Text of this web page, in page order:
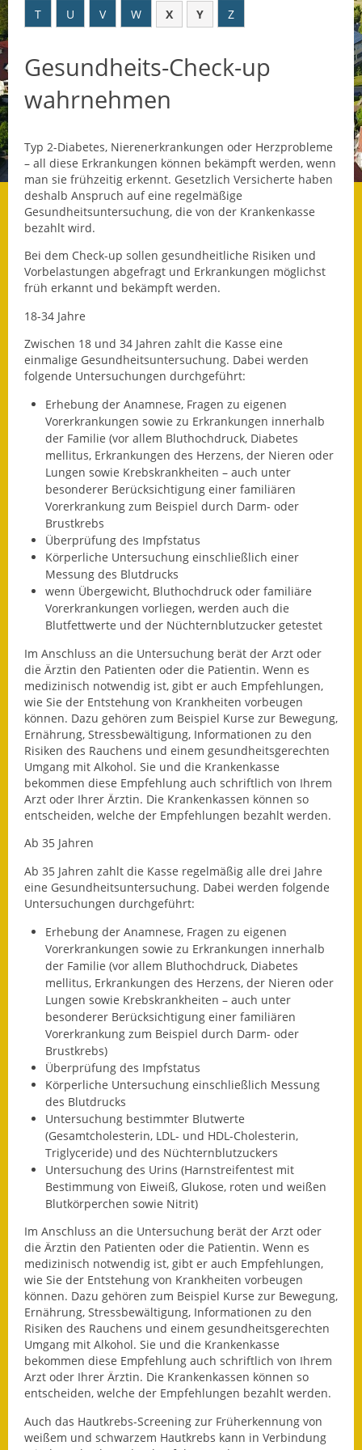
Datenschutz
Datenschutz im
Steueramt
Geschichte und
Gegenwart
Was die Alten noch
Wagner-Werkstatt
Informationsbroschüre
Leichte Sprache
Infos in Leichter Sprache
Mitteilungsblatt
Nachhaltigkeitsbericht
Notfallplanung
Ortsplan
Schadensmeldung
Straßenbau
Landesstraße
Kreisstraße
Umleitungsplan
Ausweichfahrplan
Buslinie 168
Stellenausschreibungen
Rathaus
Behördenadressen
Beratungsstellen im
Landkreis
Dienstleistungen
Formulare
Fundbehörde
Gemeinderat
Sitzungsberichte 2015
Sitzungsberichte 2017
Sitzungsberichte 2018
Sitzungsberichte 2019
Sitzungsberichte 2020
Gemeindeverwaltung
Haushalt & Finanzen
T
U V W X Y Z
Gesundheits-Check-up
wahrnehmen
Typ 2-Diabetes, Nierenerkrankungen oder Herzprobleme
– all diese Erkrankungen können bekämpft werden, wenn
man sie frühzeitig erkennt. Gesetzlich Versicherte haben
deshalb Anspruch auf eine regelmäßige
Gesundheitsuntersuchung, die von der Krankenkasse
bezahlt wird.
Bei dem Check-up sollen gesundheitliche Risiken und
Vorbelastungen abgefragt und Erkrankungen möglichst
früh erkannt und bekämpft werden.
18-34 Jahre
Zwischen 18 und 34 Jahren zahlt die Kasse eine
einmalige Gesundheitsuntersuchung. Dabei werden
folgende Untersuchungen durchgeführt:
Erhebung der Anamnese, Fragen zu eigenen
Vorerkrankungen sowie zu Erkrankungen innerhalb
der Familie (vor allem Bluthochdruck, Diabetes
mellitus, Erkrankungen des Herzens, der Nieren oder
Lungen sowie Krebskrankheiten – auch unter
besonderer Berücksichtigung einer familiären
Vorerkrankung zum Beispiel durch Darm- oder
Brustkrebs
Überprüfung des Impfstatus
Körperliche Untersuchung einschließlich einer
Messung des Blutdrucks
wenn Übergewicht, Bluthochdruck oder familiäre
Vorerkrankungen vorliegen, werden auch die
Blutfettwerte und der Nüchternblutzucker getestet
Im Anschluss an die Untersuchung berät der Arzt oder
die Ärztin den Patienten oder die Patientin. Wenn es
medizinisch notwendig ist, gibt er auch Empfehlungen,
wie Sie der Entstehung von Krankheiten vorbeugen
können. Dazu gehören zum Beispiel Kurse zur Bewegung,
Ernährung, Stressbewältigung, Informationen zu den
Risiken des Rauchens und einem gesundheitsgerechten
Umgang mit Alkohol. Sie und die Krankenkasse
bekommen diese Empfehlung auch schriftlich von Ihrem
Arzt oder Ihrer Ärztin. Die Krankenkassen können so
entscheiden, welche der Empfehlungen bezahlt werden.
Ab 35 Jahren
Ab 35 Jahren zahlt die Kasse regelmäßig alle drei Jahre
eine Gesundheitsuntersuchung. Dabei werden folgende
Untersuchungen durchgeführt:
Erhebung der Anamnese, Fragen zu eigenen
Vorerkrankungen sowie zu Erkrankungen innerhalb
der Familie (vor allem Bluthochdruck, Diabetes
mellitus, Erkrankungen des Herzens, der Nieren oder
Lungen sowie Krebskrankheiten – auch unter
besonderer Berücksichtigung einer familiären
Vorerkrankung zum Beispiel durch Darm- oder
Brustkrebs)
Überprüfung des Impfstatus
Körperliche Untersuchung einschließlich Messung
des Blutdrucks
Untersuchung bestimmter Blutwerte
(Gesamtcholesterin, LDL- und HDL-Cholesterin,
Triglyceride) und des Nüchternblutzuckers
Untersuchung des Urins (Harnstreifentest mit
Bestimmung von Eiweiß, Glukose, roten und weißen
Blutkörperchen sowie Nitrit)
Im Anschluss an die Untersuchung berät der Arzt oder
die Ärztin den Patienten oder die Patientin. Wenn es
medizinisch notwendig ist, gibt er auch Empfehlungen,
wie Sie der Entstehung von Krankheiten vorbeugen
können. Dazu gehören zum Beispiel Kurse zur Bewegung,
Ernährung, Stressbewältigung, Informationen zu den
Risiken des Rauchens und einem gesundheitsgerechten
Umgang mit Alkohol. Sie und die Krankenkasse
bekommen diese Empfehlung auch schriftlich von Ihrem
Arzt oder Ihrer Ärztin. Die Krankenkassen können so
entscheiden, welche der Empfehlungen bezahlt werden.
Auch das Hautkrebs-Screening zur Früherkennung von
weißem und schwarzem Hautkrebs kann in Verbindung